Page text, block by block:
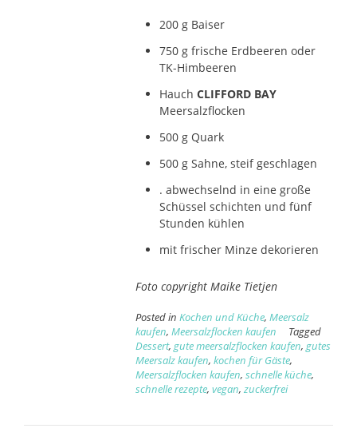
200 g Baiser
750 g frische Erdbeeren oder
TK-Himbeeren
Hauch CLIFFORD BAY
Meersalzflocken
500 g Quark
500 g Sahne, steif geschlagen
. abwechselnd in eine große
Schüssel schichten und fünf
Stunden kühlen
mit frischer Minze dekorieren
Foto copyright Maike Tietjen
Posted in Kochen und Küche, Meersalz
kaufen, Meersalzflocken kaufen
Tagged
Dessert, gute meersalzflocken kaufen, gutes
Meersalz kaufen, kochen für Gäste,
Meersalzflocken kaufen, schnelle küche,
schnelle rezepte, vegan, zuckerfrei